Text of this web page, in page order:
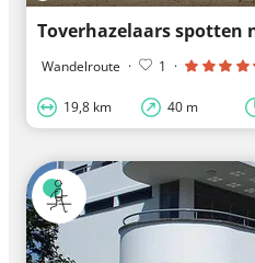
Toverhazelaars spotten
Wandelroute · 1 ·
19,8 km 40 m